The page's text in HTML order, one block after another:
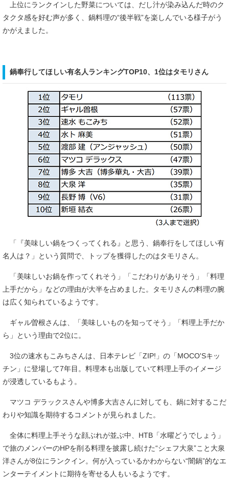
上位にランクインした野菜については、だし汁が染み込んだ時のク
タクタ感を好む声が多く、鍋料理の“後半戦”を楽しんでいる様子がう
かがえました。
鍋奉行してほしい有名人ランキングTOP10、1位はタモリさん
「『美味しい鍋をつくってくれる』と思う、鍋奉行をしてほしい有
名人は？」という質問で、トップを獲得したのはタモリさん。
「美味しいお鍋を作ってくれそう」「こだわりがありそう」「料理
上手だから」などの理由が大半を占めました。タモリさんの料理の腕
は広く知られているようです。
ギャル曽根さんは、「美味しいものを知ってそう」「料理上手だか
ら」という理由で2位に。
3位の速水もこみちさんは、日本テレビ「ZIP!」の「MOCO'Sキッ
チン」に登場して7年目。料理本も出版していて料理上手のイメージ
が浸透しているもよう。
マツコ デラックスさんや博多大吉さんに対しても、鍋に対するこだ
わりや知識を期待するコメントが見られました。
全体に料理上手そうな顔ぶれが並ぶ中、HTB「水曜どうでしょう」
で旅のメンバーのHPを削る料理を披露し続けた“シェフ大泉”こと大泉
洋さんが8位にランクイン。何が入っているかわからない“闇鍋”的なエ
ンターテイメントに期待を寄せる人もいるようです。